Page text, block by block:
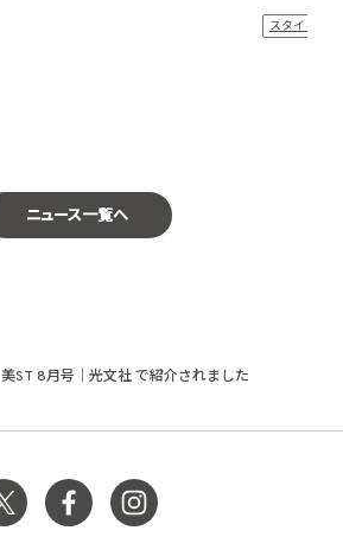
スタイリング
ニュース一覧へ
美ST 8月号｜光文社 で紹介されました